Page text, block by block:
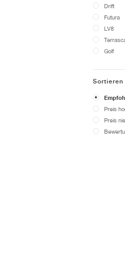
Drift
Futura
LV8
Golf
Sortieren
Preis
Preis